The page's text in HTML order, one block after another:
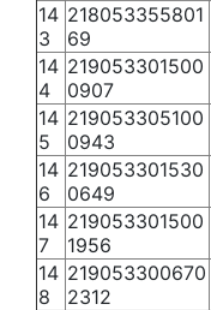
14
3
218053355801
69
14
4
219053301500
0907
14
5
219053305100
0943
14
6
219053301530
0649
14
7
219053301500
1956
14
8
219053300670
2312